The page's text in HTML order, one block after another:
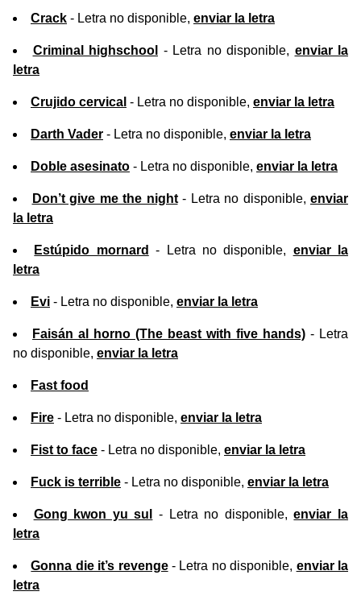
Crack - Letra no disponible, enviar la letra
Criminal highschool - Letra no disponible, enviar la
letra
Crujido cervical - Letra no disponible, enviar la letra
Darth Vader - Letra no disponible, enviar la letra
Doble asesinato - Letra no disponible, enviar la letra
Don’t give me the night- Letra no disponible, enviar
la letra
Estúpido mornard - Letra no disponible, enviar la
letra
Evi - Letra no disponible, enviar la letra
Faisán al horno (The beast with five hands) - Letra
no disponible, enviar la letra
Fast food
Fire - Letra no disponible, enviar la letra
Fist to face - Letra no disponible, enviar la letra
Fuck is terrible - Letra no disponible, enviar la letra
Gong kwon yu sul - Letra no disponible,enviar la
letra
Gonna die it’s revenge- Letra no disponible, enviar la
letra